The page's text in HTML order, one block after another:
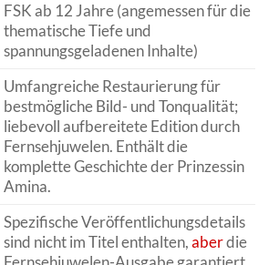
FSK ab 12 Jahre (angemessen für die
thematische Tiefe und
spannungsgeladenen Inhalte)
Umfangreiche Restaurierung für
bestmögliche Bild- und Tonqualität;
liebevoll aufbereitete Edition durch
Fernsehjuwelen. Enthält die
komplette Geschichte der Prinzessin
Amina.
Spezifische Veröffentlichungsdetails
sind nicht im Titel enthalten,aberdie